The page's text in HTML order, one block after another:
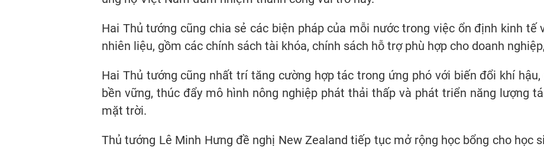
Hai Thủ tướng cũng chia sẻ các biện pháp của mỗi nước trong việc ổn định kinh tế
nhiên liệu, gồm các chính sách tài khóa, chính sách hỗ trợ phù hợp cho doanh
Hai Thủ tướng cũng nhất trí tăng cường hợp tác trong ứng phó với biến đổi khí
bền vững, thúc đẩy mô hình nông nghiệp phát thải thấp và phát triển năng lượng
mặt trời.
Thủ tướng Lê Minh Hưng đề nghị New Zealand tiếp tục mở rộng học bổng cho học